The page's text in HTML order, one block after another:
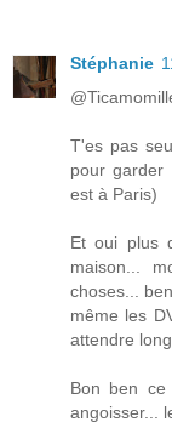
Stéphanie
T'es pas
pour garder
est à Paris)
Et oui plus
maison...
choses...
même les
attendre
Bon ben
angoisser...